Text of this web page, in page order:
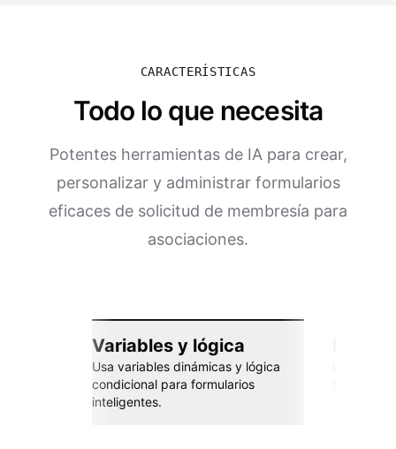
CARACTERÍSTICAS
Todo lo que necesita
Potentes herramientas de IA para crear,
personalizar y administrar formularios
eficaces de solicitud de membresía para
asociaciones.
Variables y lógica
Usa variables dinámicas y lógica
condicional para formularios
inteligentes.